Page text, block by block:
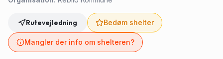
Rutevejledning Bedøm shelter
Mangler der info om shelteren?